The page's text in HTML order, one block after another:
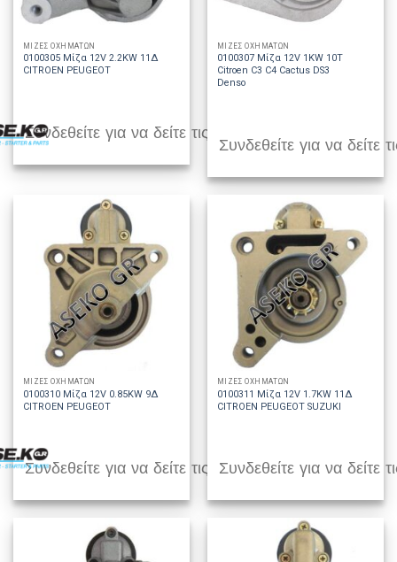
ΜΙΖΕΣ ΟΧΗΜΑΤΩΝ
0100305 Μίζα 12V 2.2KW 11Δ
CITROEN PEUGEOT
Συνδεθείτε για να δείτε τις τιμές
ΜΙΖΕΣ ΟΧΗΜΑΤΩΝ
0100307 Μίζα 12V 1KW 10T
Citroen C3 C4 Cactus DS3
Denso
Συνδεθείτε για να δείτε
ΜΙΖΕΣ ΟΧΗΜΑΤΩΝ
0100310 Μίζα 12V 0.85KW 9Δ
CITROEN PEUGEOT
Συνδεθείτε για να δείτε τις τιμές
ΜΙΖΕΣ ΟΧΗΜΑΤΩΝ
0100311 Μίζα 12V 1.7KW 11Δ
CITROEN PEUGEOT SUZUKI
Συνδεθείτε για να δείτε